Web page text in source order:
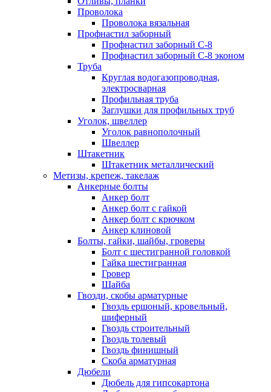
Проволока
Проволока вязальная
Профнастил заборный
Профнастил заборный С-8
Профнастил заборный С-8 эконом
Труба
Круглая водогазопроводная,
электросварная
Профильная труба
Заглушки для профильных труб
Уголок, швеллер
Уголок равнополочный
Швеллер
Штакетник
Штакетник металлический
Метизы, крепеж, такелаж
Анкерные болты
Анкер болт
Анкер болт с гайкой
Анкер болт с крючком
Анкер клиновой
Болты, гайки, шайбы, гроверы
Болт c шестигранной головкой
Гайка шестигранная
Гровер
Шайба
Гвозди, скобы арматурные
Гвоздь ершоный, кровельный,
шиферный
Гвоздь строительный
Гвоздь толевый
Гвоздь финишный
Скоба арматурная
Дюбели
Дюбель для гипсокартона